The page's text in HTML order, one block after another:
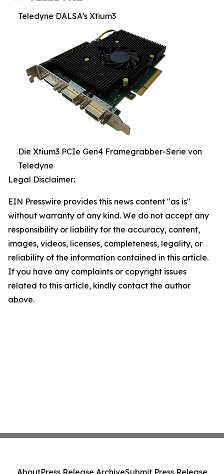
Teledyne DALSA's Xtium3
Die Xtium3 PCIe Gen4 Framegrabber-Serie von
Teledyne
Legal Disclaimer:
EIN Presswire provides this news content "as is"
without warranty of any kind. We do not accept any
responsibility or liability for the accuracy, content,
images, videos, licenses, completeness, legality, or
reliability of the information contained in this article.
If you have any complaints or copyright issues
related to this article, kindly contact the author
above.
AboutPress Release ArchiveSubmit Press Release